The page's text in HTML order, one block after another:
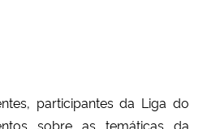
participantes da Liga do
sobre as temáticas da